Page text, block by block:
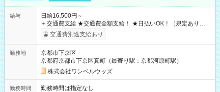
給与
日給16,500円～
＋交通費支給 ★交通費全額支給！ ★日払いOK！（規定あり） ┗
働いたその日に現金GET♪ お仕事後はコンビニATMから 日払
交通費別途支給あり
勤務地
京都市下京区
京都府京都市下京区真町（最寄り駅：京都河原町駅）
株式会社ワンベルウッズ
勤務時間
勤務時間は指定なし